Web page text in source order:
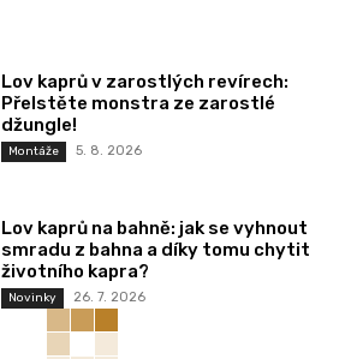
Lov kaprů v zarostlých revírech:
Přelstěte monstra ze zarostlé
džungle!
Montáže 5. 8. 2026
Lov kaprů na bahně: jak se vyhnout
smradu z bahna a díky tomu chytit
životního kapra?
Novinky 26. 7. 2026